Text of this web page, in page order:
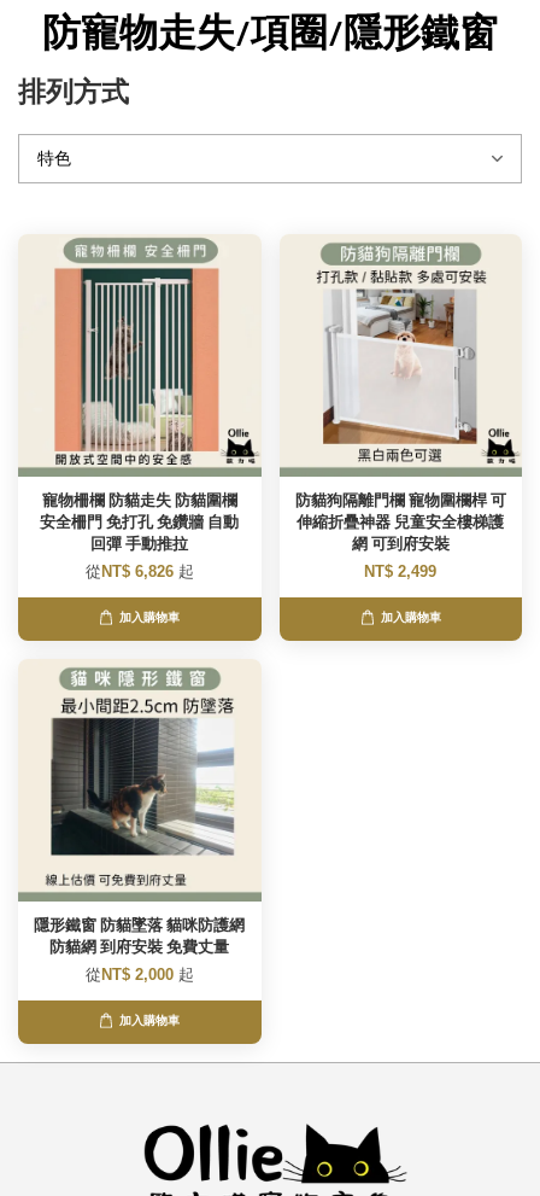
防寵物走失/項圈/隱形鐵窗
排列方式
寵物柵欄 防貓走失 防貓圍欄
安全柵門 免打孔 免鑽牆 自動
回彈 手動推拉
從NT$ 6,826 起
加入購物車
防貓狗隔離門欄 寵物圍欄桿 可
伸縮折疊神器 兒童安全樓梯護
網 可到府安裝
NT$ 2,499
加入購物車
隱形鐵窗 防貓墜落 貓咪防護網
防貓網 到府安裝 免費丈量
從NT$ 2,000 起
加入購物車